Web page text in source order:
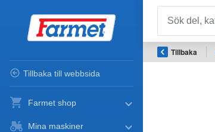
Tillbaka till webbsida
Farmet shop
Mina maskiner
Tillbaka